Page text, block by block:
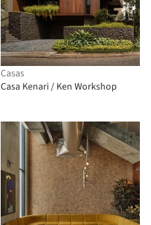
Casas
Casa Kenari / Ken Workshop